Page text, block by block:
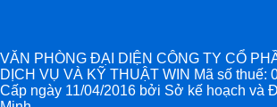
VĂN PHÒNG ĐẠI DIỆN CÔNG TY CỔ
DỊCH VỤ VÀ KỸ THUẬT WIN Mã số thuế:
Cấp ngày 11/04/2016 bởi Sở kế hoạch và